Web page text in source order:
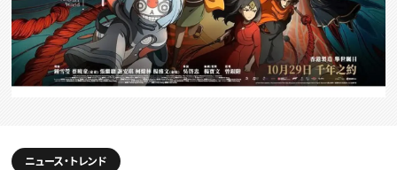
クリエイター求人を探す
CREATIVE JOB求人検索
特集求人
採用説明会
スキルアップしたい！
ニュース・トレンド